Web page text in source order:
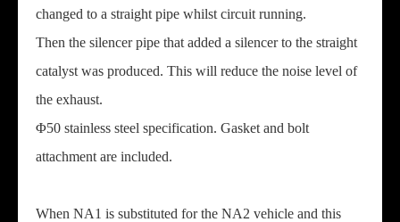
changed to a straight pipe whilst circuit running.
Then the silencer pipe that added a silencer to the straight
catalyst was produced. This will reduce the noise level of
the exhaust.
Φ50 stainless steel specification. Gasket and bolt
attachment are included.
When NA1 is substituted for the NA2 vehicle and this